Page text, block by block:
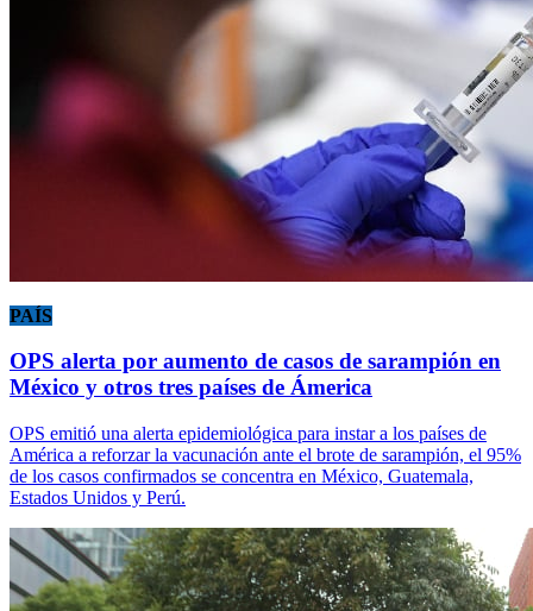
PAÍS
OPS alerta por aumento de casos de sarampión en
México y otros tres países de Ámerica
OPS emitió una alerta epidemiológica para instar a los países de
América a reforzar la vacunación ante el brote de sarampión, el 95%
de los casos confirmados se concentra en México, Guatemala,
Estados Unidos y Perú.